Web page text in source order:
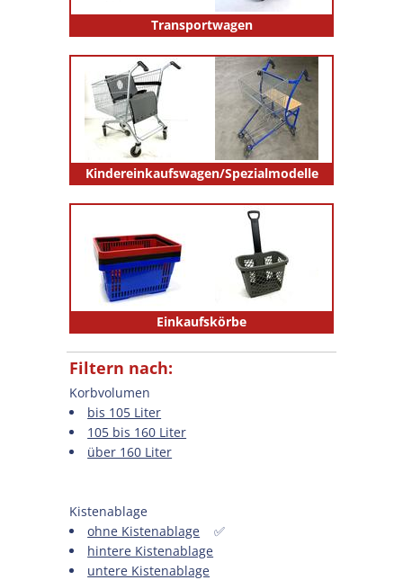
Transportwagen
Kindereinkaufswagen/Spezialmodelle
Einkaufskörbe
Filtern nach:
Korbvolumen
bis 105 Liter
105 bis 160 Liter
über 160 Liter
Kistenablage
ohne Kistenablage ✅
hintere Kistenablage
untere Kistenablage